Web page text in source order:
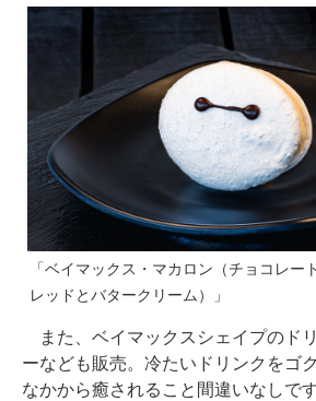
「ベイマックス・マカロン（チョコレー
レッドとバタークリーム）」
また、ベイマックスシェイプのド
ーなども販売。冷たいドリンクをゴ
なかから癒されること間違いなしです